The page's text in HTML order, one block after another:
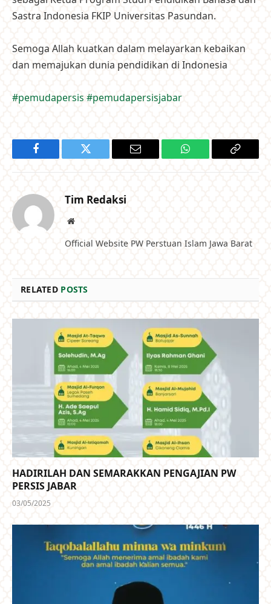
Sastra Indonesia FKIP Universitas Pasundan.
Semoga Allah kuatkan dalam melayarkan kebaikan
dan memajukan dunia pendidikan di Indonesia
#pemudapersis #pemudapersisjabar
Facebook Twitter Email WhatsApp Copy
Tim Redaksi
Website
Official Website PW Perstuan Islam Jawa Barat
RELATED POSTS
HADIRILAH DAN SEMARAKKAN PENGAJIAN PW
PERSIS JABAR
03/05/2025